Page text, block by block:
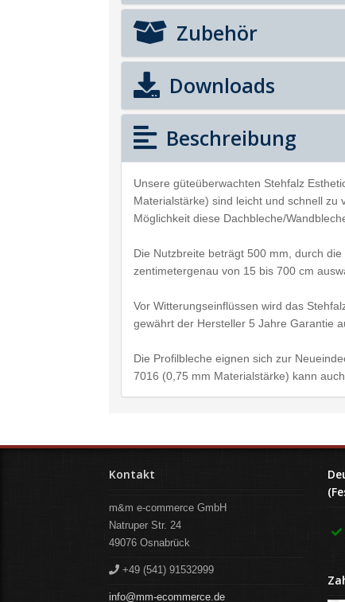
Zubehör
Downloads
Beschreibung
Unsere güteüberwachten Stehfalz
Materialstärke) sind leicht und schnell
Möglichkeit diese Dachbleche/
Die Nutzbreite beträgt 500 mm, durch
zentimetergenau von 15 bis 700 cm
Vor Witterungseinflüssen wird das
gewährt der Hersteller 5 Jahre Garantie
Die Profilbleche eignen sich zur
7016 (0,75 mm Materialstärke) kann
Kontakt
m&m e-commerce GmbH
Natruper Str. 24
49076 Osnabrück
+49 (541) 91532999
info@mm-ecommerce.de